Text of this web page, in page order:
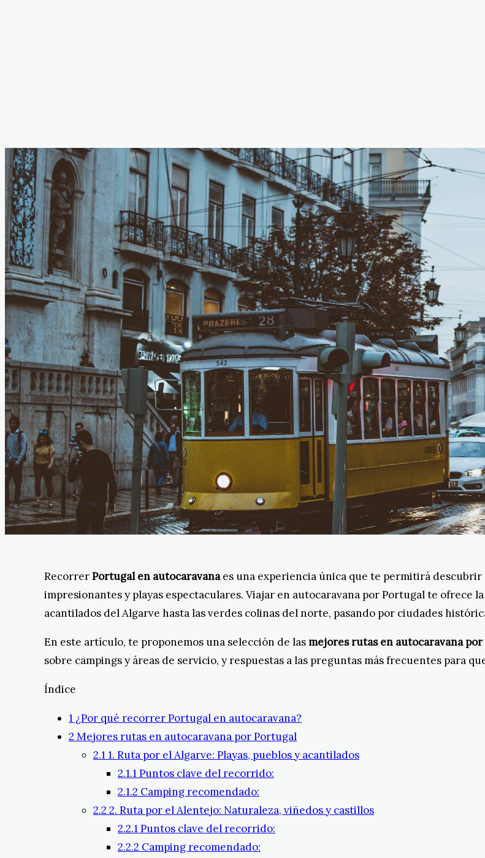
RecorrerPortugal en autocaravanaes una experiencia única que te permitirá
impresionantes y playas espectaculares. Viajar en autocaravana por Portugal te ofrece
acantilados del Algarve hasta las verdes colinas del norte, pasando por ciudades
En este artículo, te proponemos una selección de lasmejores rutas en autocaravana
sobre campings y áreas de servicio, y respuestas a las preguntas más frecuentes para
Índice
1 ¿Por qué recorrer Portugal en autocaravana?
2 Mejores rutas en autocaravana por Portugal
2.11. Ruta por el Algarve: Playas, pueblos y acantilados
2.1.1Puntos clave del recorrido:
2.1.2 Camping recomendado:
2.2 2. Ruta por el Alentejo: Naturaleza, viñedos y castillos
2.2.1Puntos clave del recorrido:
2.2.2 Camping recomendado: